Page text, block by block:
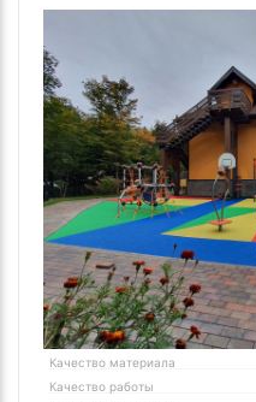
Качество материала
Качество работы